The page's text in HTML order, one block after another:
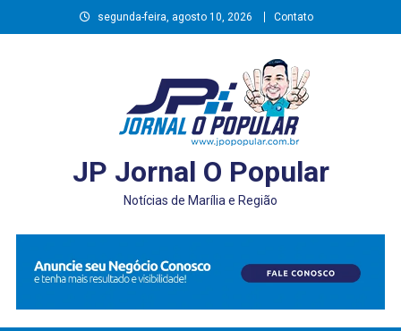
to
segunda-feira, agosto 10, 2026 Contato
JP Jornal O Popular
Notícias de Marília e Região